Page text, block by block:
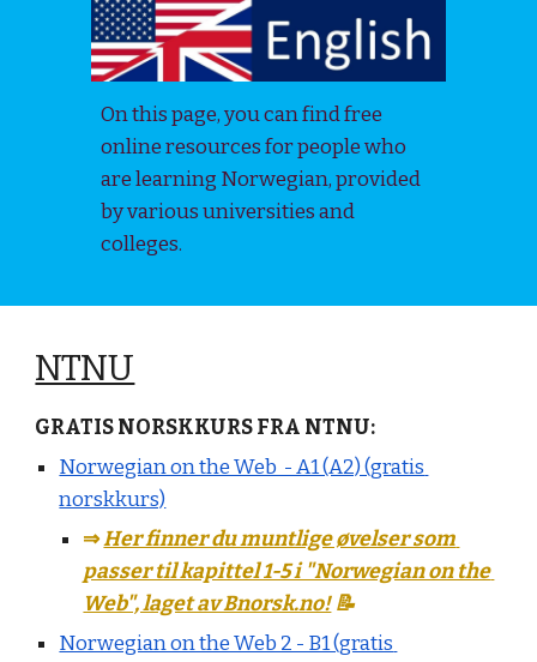
On this page, you can find free
online resources for people who
are learning Norwegian, provided
by various universities and
colleges.
NTNU
GRATIS NORSKKURS FRA NTNU:
Norwegian on the Web  - A1 (A2) (gratis
norskkurs)
⇒ Her finner du muntlige øvelser som
passer til kapittel 1-5 i "Norwegian on the
Web", laget av Bnorsk.no! 📝
Norwegian on the Web 2 - B1 (gratis